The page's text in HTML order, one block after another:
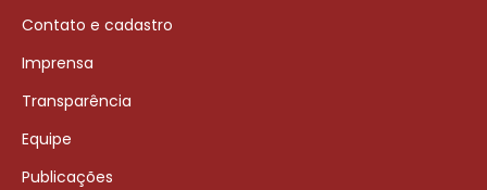
Contato e cadastro
Imprensa
Transparência
Equipe
Publicações